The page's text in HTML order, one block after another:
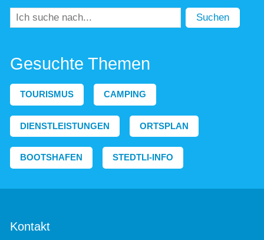
Suchen
Gesuchte Themen
TOURISMUS CAMPING
DIENSTLEISTUNGEN ORTSPLAN
BOOTSHAFEN STEDTLI-INFO
Kontakt